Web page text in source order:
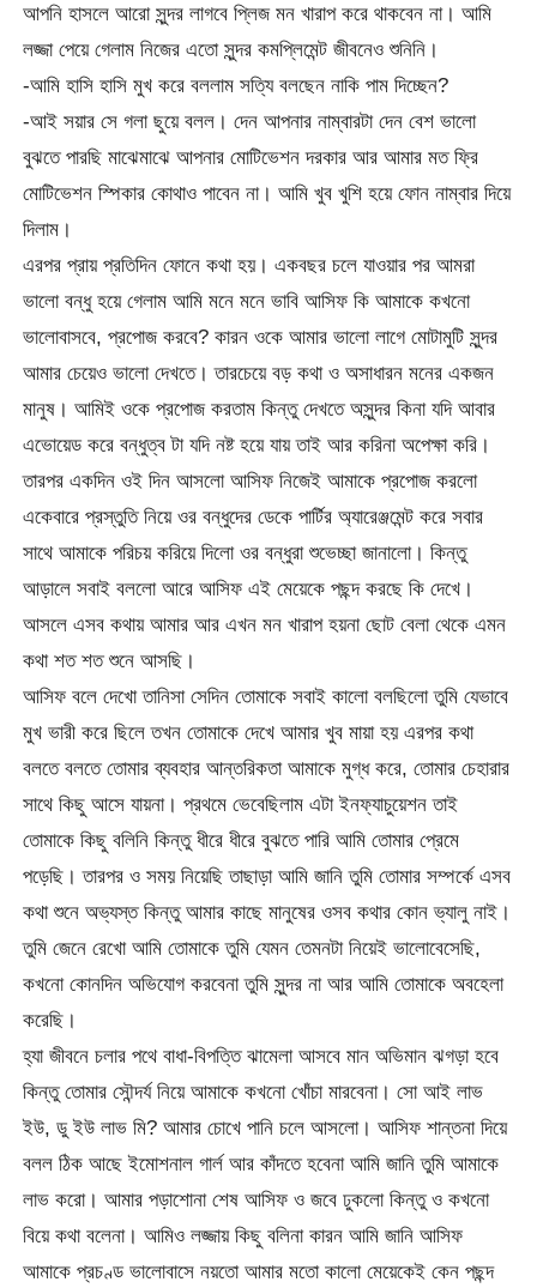
আপনি হাসলে আরো সুন্দর লাগবে প্লিজ মন খারাপ করে থাকবেন না। আমি
লজ্জা পেয়ে গেলাম নিজের এতো সুন্দর কমপ্লিমেন্ট জীবনেও শুনিনি।
-আমি হাসি হাসি মুখ করে বললাম সত্যি বলছেন নাকি পাম দিচ্ছেন?
-আই সয়ার সে গলা ছুয়ে বলল। দেন আপনার নাম্বারটা দেন বেশ ভালো
বুঝতে পারছি মাঝেমাঝে আপনার মোটিভেশন দরকার আর আমার মত ফ্রি
মোটিভেশন স্পিকার কোথাও পাবেন না। আমি খুব খুশি হয়ে ফোন নাম্বার দিয়ে
দিলাম।
এরপর প্রায় প্রতিদিন ফোনে কথা হয়। একবছর চলে যাওয়ার পর আমরা
ভালো বন্ধু হয়ে গেলাম আমি মনে মনে ভাবি আসিফ কি আমাকে কখনো
ভালোবাসবে, প্রপোজ করবে? কারন ওকে আমার ভালো লাগে মোটামুটি সুন্দর
আমার চেয়েও ভালো দেখতে। তারচেয়ে বড় কথা ও অসাধারন মনের একজন
মানুষ। আমিই ওকে প্রপোজ করতাম কিন্তু দেখতে অসুন্দর কিনা যদি আবার
এভোয়েড করে বন্ধুত্ব টা যদি নষ্ট হয়ে যায় তাই আর করিনা অপেক্ষা করি।
তারপর একদিন ওই দিন আসলো আসিফ নিজেই আমাকে প্রপোজ করলো
একেবারে প্রস্তুতি নিয়ে ওর বন্ধুদের ডেকে পার্টির অ্যারেঞ্জমেন্ট করে সবার
সাথে আমাকে পরিচয় করিয়ে দিলো ওর বন্ধুরা শুভেচ্ছা জানালো। কিন্তু
আড়ালে সবাই বললো আরে আসিফ এই মেয়েকে পছন্দ করছে কি দেখে।
আসলে এসব কথায় আমার আর এখন মন খারাপ হয়না ছোট বেলা থেকে এমন
কথা শত শত শুনে আসছি।
আসিফ বলে দেখো তানিসা সেদিন তোমাকে সবাই কালো বলছিলো তুমি যেভাবে
মুখ ভারী করে ছিলে তখন তোমাকে দেখে আমার খুব মায়া হয় এরপর কথা
বলতে বলতে তোমার ব্যবহার আন্তরিকতা আমাকে মুগ্ধ করে, তোমার চেহারার
সাথে কিছু আসে যায়না। প্রথমে ভেবেছিলাম এটা ইনফ্যাচুয়েশন তাই
তোমাকে কিছু বলিনি কিন্তু ধীরে ধীরে বুঝতে পারি আমি তোমার প্রেমে
পড়েছি। তারপর ও সময় নিয়েছি তাছাড়া আমি জানি তুমি তোমার সম্পর্কে এসব
কথা শুনে অভ্যস্ত কিন্তু আমার কাছে মানুষের ওসব কথার কোন ভ্যালু নাই।
তুমি জেনে রেখো আমি তোমাকে তুমি যেমন তেমনটা নিয়েই ভালোবেসেছি,
কখনো কোনদিন অভিযোগ করবেনা তুমি সুন্দর না আর আমি তোমাকে অবহেলা
করেছি।
হ্যা জীবনে চলার পথে বাধা-বিপত্তি ঝামেলা আসবে মান অভিমান ঝগড়া হবে
কিন্তু তোমার সৌন্দর্য নিয়ে আমাকে কখনো খোঁচা মারবেনা। সো আই লাভ
ইউ, ডু ইউ লাভ মি? আমার চোখে পানি চলে আসলো। আসিফ শান্তনা দিয়ে
বলল ঠিক আছে ইমোশনাল গার্ল আর কাঁদতে হবেনা আমি জানি তুমি আমাকে
লাভ করো। আমার পড়াশোনা শেষ আসিফ ও জবে ঢুকলো কিন্তু ও কখনো
বিয়ে কথা বলেনা। আমিও লজ্জায় কিছু বলিনা কারন আমি জানি আসিফ
আমাকে প্রচণ্ড ভালোবাসে নয়তো আমার মতো কালো মেয়েকেই কেন পছন্দ